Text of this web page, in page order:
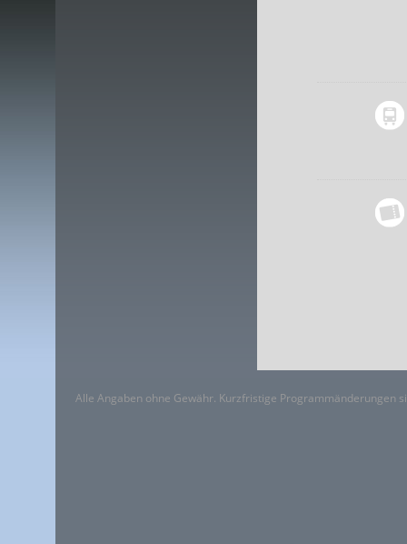
Alle Angaben ohne Gewähr. Kurzfristige Programmänderungen